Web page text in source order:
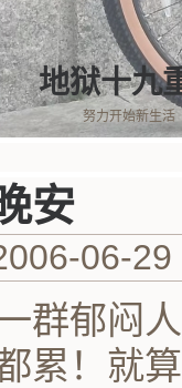
地狱十九
努力开始新生活
安
06-
群郁闷
累！就